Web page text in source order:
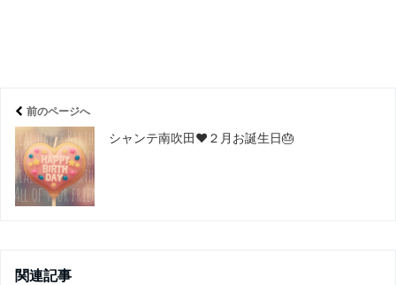
前のページへ
シャンテ南吹田❤２月お誕生日🎂
関連記事